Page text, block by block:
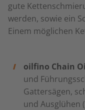
gute
werden, sowie ein
Einem möglichen
oilfino Chain
und
Gattersägen,
und Ausglühen